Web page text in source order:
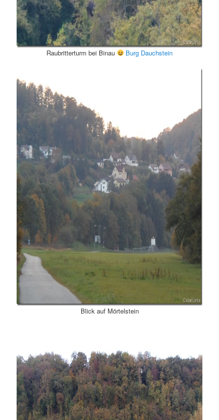
Raubritterturm bei Binau Burg Dauchstein
Blick auf Mörtelstein